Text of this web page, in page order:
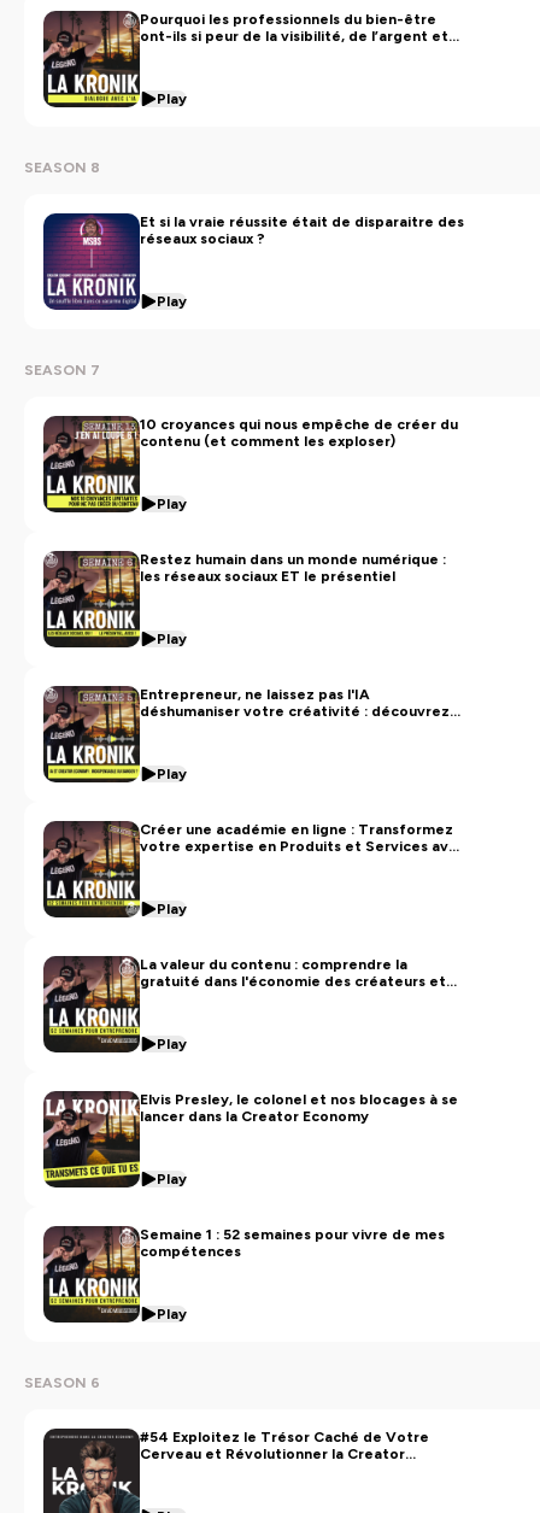
Pourquoi les professionnels du bien-être
ont-ils si peur de la visibilité, de l’argent et
Play
SEASON 8
Et si la vraie réussite était de disparaitre des
réseaux sociaux ?
Play
SEASON 7
10 croyances qui nous empêche de créer du
contenu (et comment les exploser)
Play
Restez humain dans un monde numérique :
les réseaux sociaux ET le présentiel
Play
Entrepreneur, ne laissez pas l'IA
déshumaniser votre créativité : découvrez
Play
Créer une académie en ligne : Transformez
votre expertise en Produits et Services avec
Play
La valeur du contenu : comprendre la
gratuité dans l'économie des créateurs et
Play
Elvis Presley, le colonel et nos blocages à se
lancer dans la Creator Economy
Play
Semaine 1 : 52 semaines pour vivre de mes
compétences
Play
SEASON 6
#54 Exploitez le Trésor Caché de Votre
Cerveau et Révolutionner la Creator